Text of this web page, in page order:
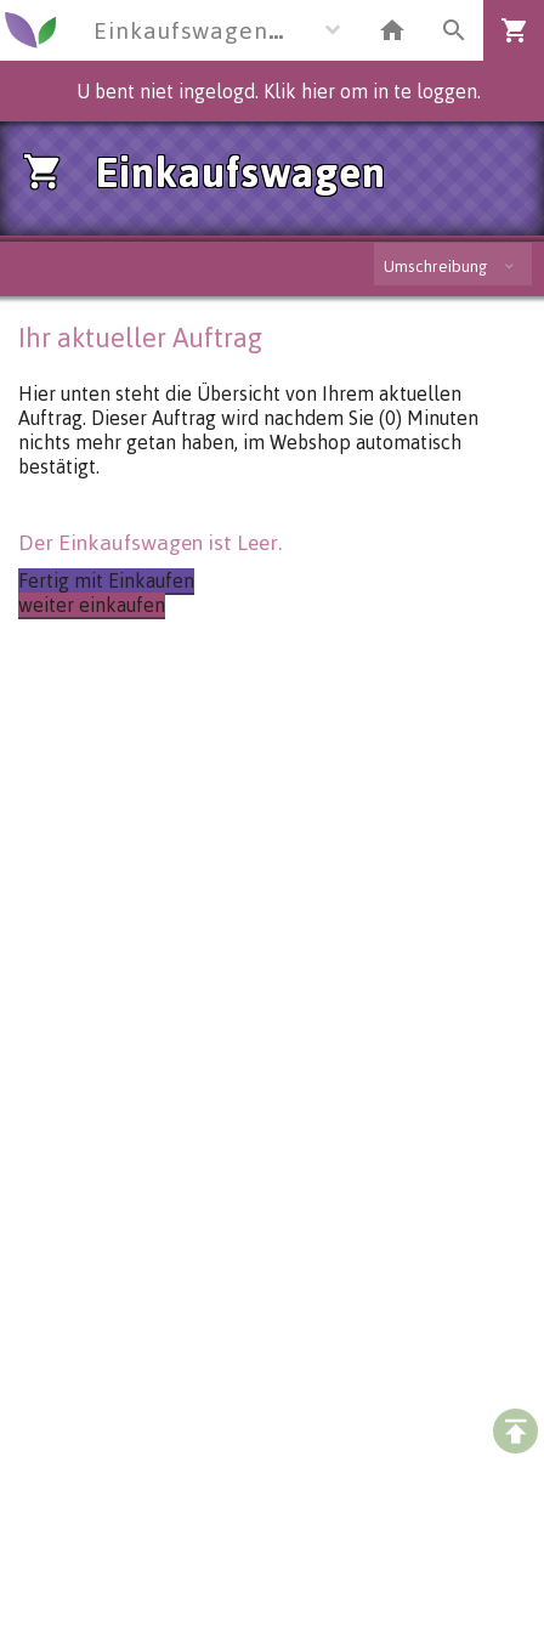
Einkaufswagen
U bent niet ingelogd. Klik hier om in te loggen.
Einkaufswagen
Umschreibung
Ihr aktueller Auftrag
Hier unten steht die Übersicht von Ihrem aktuellen
Auftrag. Dieser Auftrag wird nachdem Sie (0) Minuten
nichts mehr getan haben, im Webshop automatisch
bestätigt.
Der Einkaufswagen ist Leer.
Fertig mit Einkaufen
weiter einkaufen